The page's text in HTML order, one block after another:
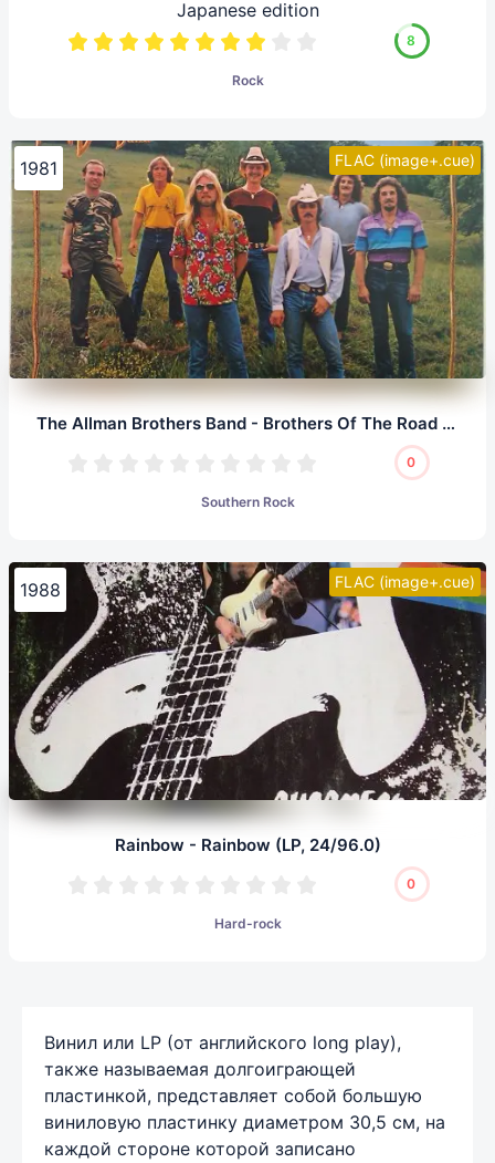
Japanese edition
8
Rock
FLAC (image+.cue)
1981
The Allman Brothers Band - Brothers Of The Road (LP, 24/192.0)
0
Southern Rock
FLAC (image+.cue)
1988
Rainbow - Rainbow (LP, 24/96.0)
0
Hard-rock
Винил или LP (от английского long play),
также называемая долгоиграющей
пластинкой, представляет собой большую
виниловую пластинку диаметром 30,5 см, на
каждой стороне которой записано